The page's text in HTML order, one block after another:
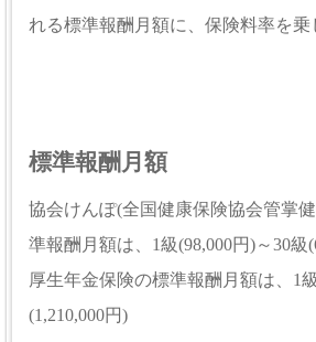
れる標準報酬月額に、保険料率を乗
標準報酬月額
協会けんぽ(全国健康保険協会管掌
準報酬月額は、1級(98,000円)～30級
厚生年金保険の標準報酬月額は、1
(1,210,000円)